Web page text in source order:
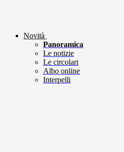
Novità
Panoramica
Le notizie
Le circolari
Albo online
Interpelli